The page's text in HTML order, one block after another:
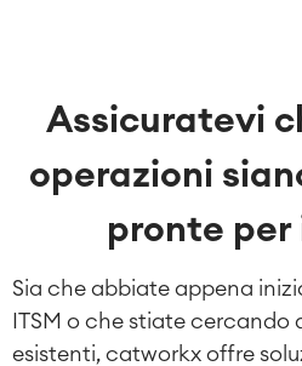
Assicuratevi
operazioni
pronte
Sia che abbiate appena
ITSM o che stiate cercando
esistenti, catworkx offre